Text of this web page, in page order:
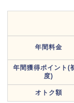
年間料金
年間獲得ポイント(
度)
オトク額